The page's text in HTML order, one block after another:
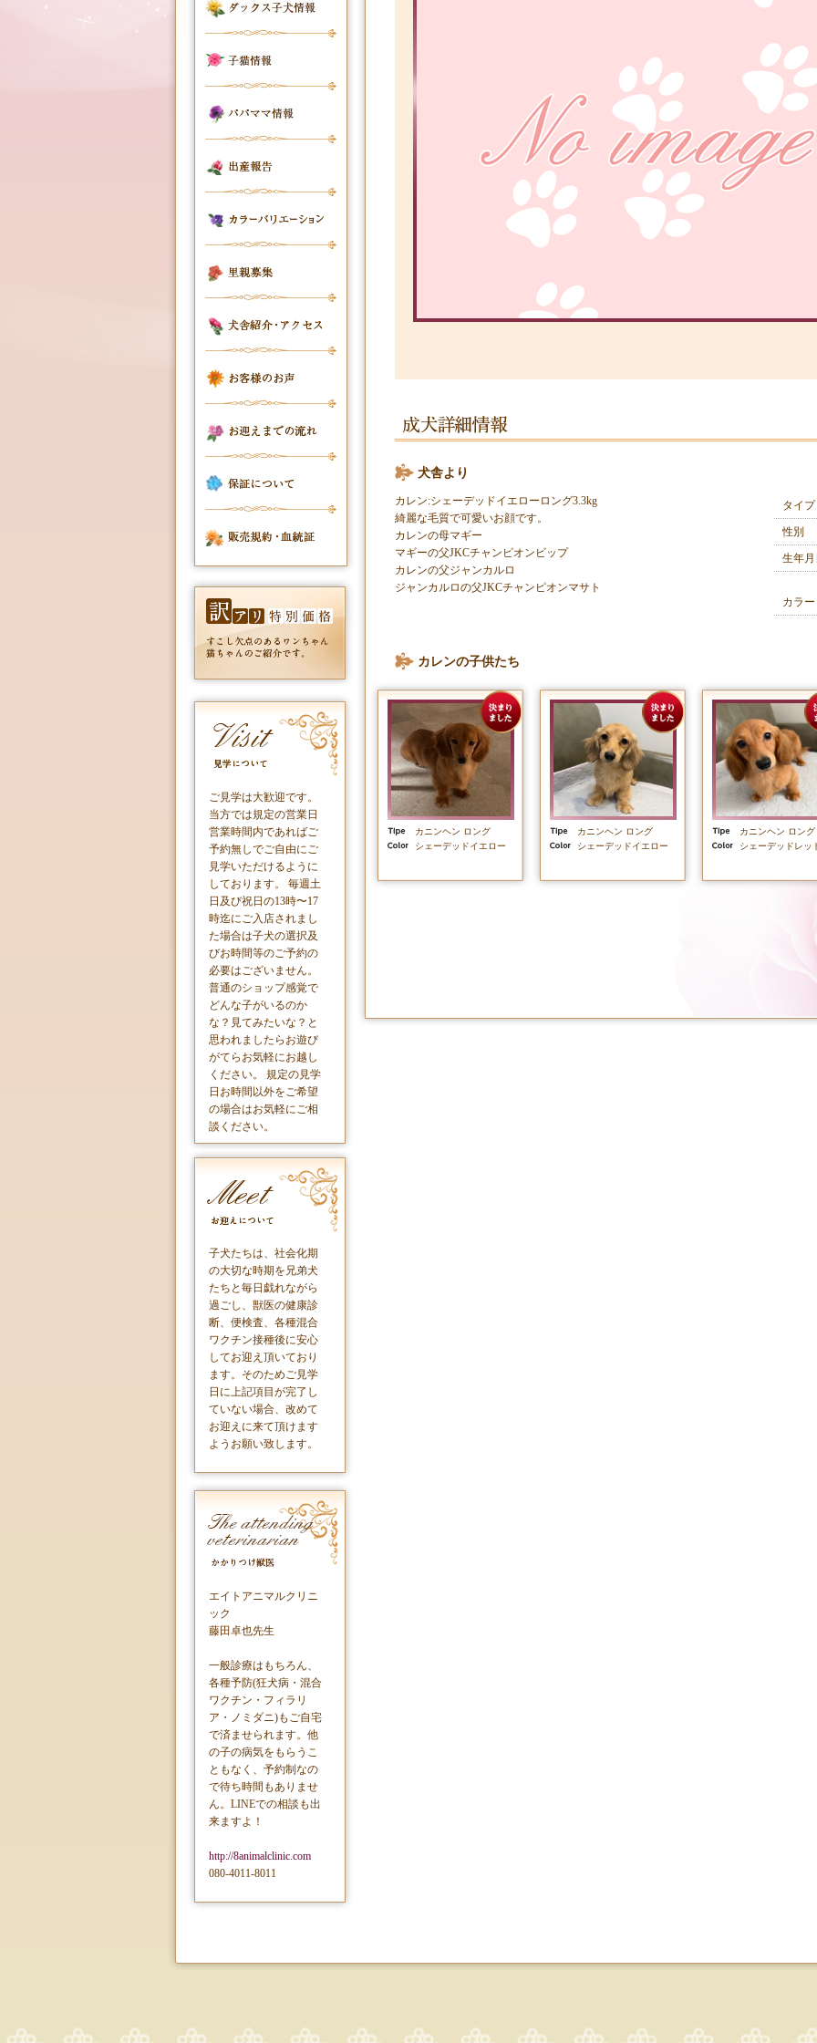
犬舎より
カレン:シェーデッドイエローロング3.3kg
綺麗な毛質で可愛いお顔です。
カレンの母マギー
マギーの父JKCチャンピオンビップ
カレンの父ジャンカルロ
ジャンカルロの父JKCチャンピオンマサト
タイプ
性別
生年
カラー
カレンの子供たち
カニンヘン ロング
シェーデッドイエロー
カニンヘン ロング
シェーデッドイエロー
カニンヘン ロング
シェーデッドレッ
ご見学は大歓迎です。
当方では規定の営業日
営業時間内であればご
予約無しでご自由にご
見学いただけるように
しております。 毎週土
日及び祝日の13時〜17
時迄にご入店されまし
た場合は子犬の選択及
びお時間等のご予約の
必要はございません。
普通のショップ感覚で
どんな子がいるのか
な？見てみたいな？と
思われましたらお遊び
がてらお気軽にお越し
ください。 規定の見学
日お時間以外をご希望
の場合はお気軽にご相
談ください。
子犬たちは、社会化期
の大切な時期を兄弟犬
たちと毎日戯れながら
過ごし、獣医の健康診
断、便検査、各種混合
ワクチン接種後に安心
してお迎え頂いており
ます。そのためご見学
日に上記項目が完了し
ていない場合、改めて
お迎えに来て頂けます
ようお願い致します。
エイトアニマルクリニ
ック
藤田卓也先生
一般診療はもちろん、
各種予防(狂犬病・混合
ワクチン・フィラリ
ア・ノミダニ)もご自宅
で済ませられます。他
の子の病気をもらうこ
ともなく、予約制なの
で待ち時間もありませ
ん。LINEでの相談も出
来ますよ！
http://8animalclinic.com
080-4011-8011